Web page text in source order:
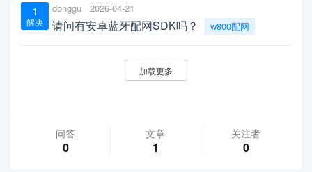
1
解决
donggu 2026-04-21
请问有安卓蓝牙配网SDK吗？ w800配网
加载更多
问答
0
文章
1
关注者
0